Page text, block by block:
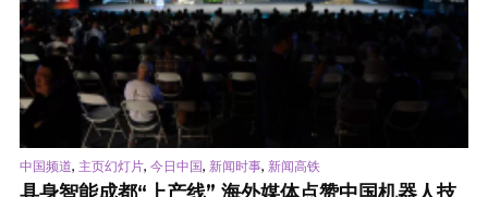
中国频道, 主页幻灯片, 今日中国, 新闻时事, 新闻高铁